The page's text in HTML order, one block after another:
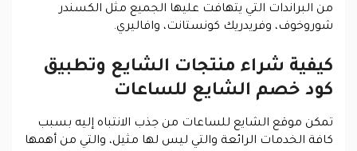
من البراندات التي يتهافت عليها الجميع مثل الكسندر
شوروخوف، وفريدريك كونستانت، وافاليري.
كيفية شراء منتجات الشايع وتطبيق
كود خصم الشايع للساعات
تمكن موقع الشايع للساعات من جذب الانتباه إليه بسبب
كافة الخدمات الرائعة والتي ليس لها مثيل، والتي من أهمها